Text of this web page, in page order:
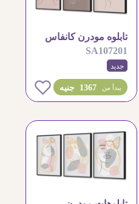
تابلوه مودرن كانفاس
بتصاميم هندسية رقيقة
SA107201
جديد
1367 جنيه يبدأ من